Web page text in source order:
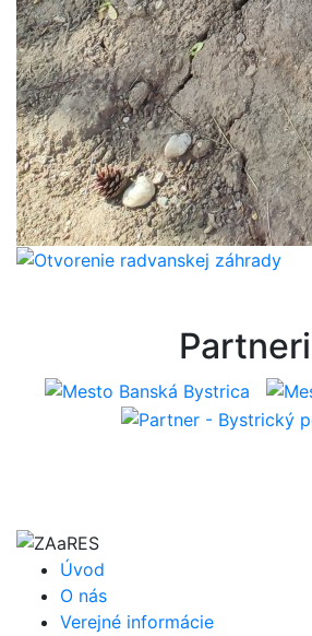
Partneri
Úvod
O nás
Verejné informácie